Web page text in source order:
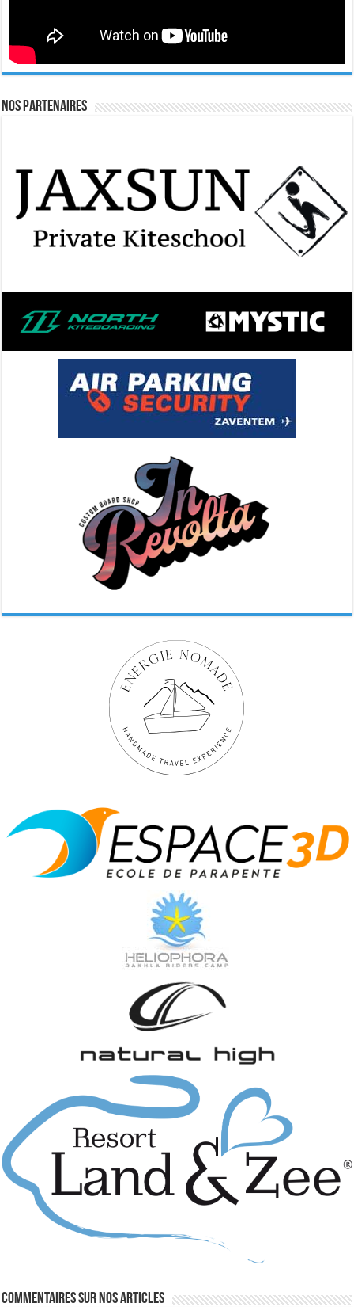
Nos Partenaires
Commentaires sur nos articles